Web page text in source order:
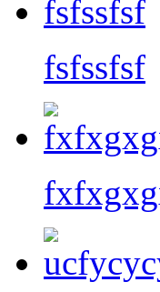
fsfssfsf